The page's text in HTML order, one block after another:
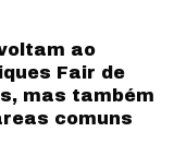
ao
Fair de
mas também
comuns